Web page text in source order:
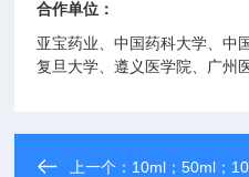
合作单位：
亚宝药业、中国药科大学、中
复旦大学、遵义医学院、广州
上一个： 10ml；50ml；